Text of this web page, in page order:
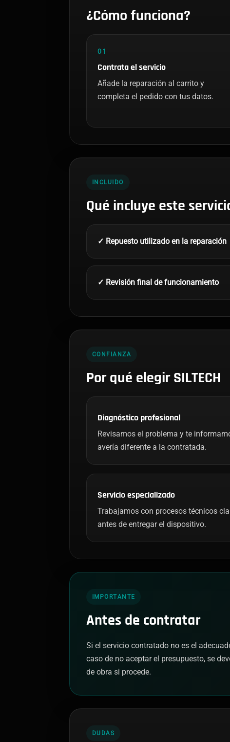
¿Cómo funciona?
01
Contrata el servicio
Añade la reparación al carrito y
completa el pedido con tus datos.
INCLUIDO
Qué incluye este
✓ Repuesto utilizado en la reparación
✓ Revisión final de funcionamiento
CONFIANZA
Por qué elegir SILTECH
Diagnóstico profesional
Revisamos el problema y te
avería diferente a la contratada.
Servicio especializado
Trabajamos con procesos técnicos
antes de entregar el dispositivo.
IMPORTANTE
Antes de contratar
Si el servicio contratado no es el
caso de no aceptar el presupuesto, se
de obra si procede.
DUDAS